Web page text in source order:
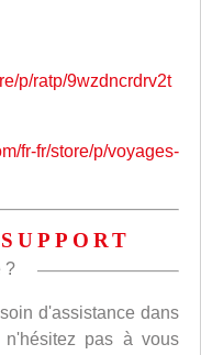
p/ratp/9wzdncrdrv2t
fr-fr/store/p/voyages-
?
d'assistance dans
n'hésitez pas à vous